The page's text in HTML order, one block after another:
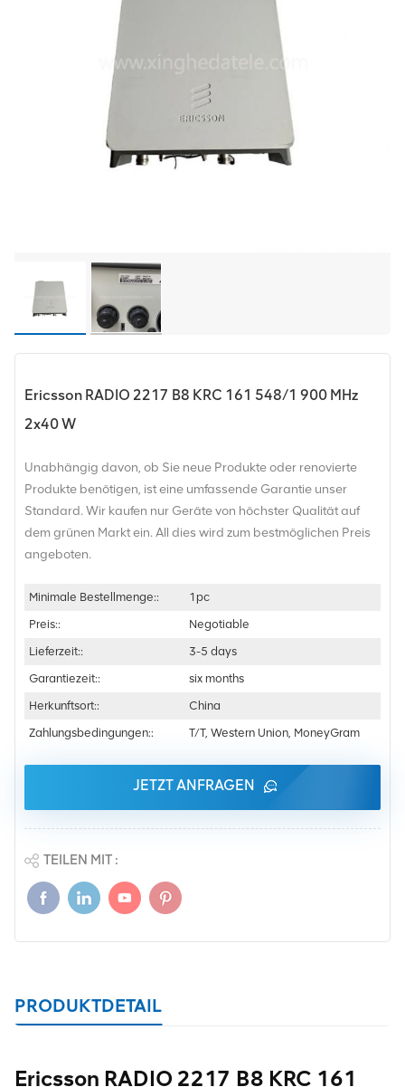
Ericsson RADIO 2217 B8 KRC 161 548/1 900 MHz
2x40 W
Unabhängig davon, ob Sie neue Produkte oder renovierte
Produkte benötigen, ist eine umfassende Garantie unser
Standard. Wir kaufen nur Geräte von höchster Qualität auf
dem grünen Markt ein. All dies wird zum bestmöglichen Preis
angeboten.
Minimale Bestellmenge::
1pc
Preis::
Negotiable
Lieferzeit::
3-5 days
Garantiezeit::
six months
Herkunftsort::
China
Zahlungsbedingungen::
T/T, Western Union, MoneyGram
JETZT ANFRAGEN
TEILEN MIT :
PRODUKTDETAIL
Ericsson RADIO 2217 B8 KRC 161